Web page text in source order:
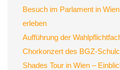
Besuch im Parlament in
erleben
Aufführung der
Chorkonzert des BGZ-
Shades Tour in Wien –